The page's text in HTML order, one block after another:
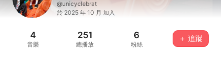
@unicyclebrat
於 2025 年 10 月 加入
4
音樂
251
總播放
6
粉絲
＋ 追蹤